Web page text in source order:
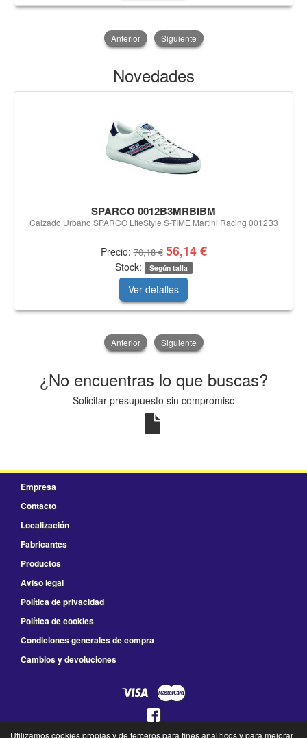
Anterior Siguiente
Novedades
SPARCO 0012B3MRBIBM
Calzado Urbano SPARCO LifeStyle S-TIME Martini Racing 0012B3
Precio:70,18 € 56,14 €
Stock: Según talla
Ver detalles
Anterior Siguiente
¿No encuentras lo que buscas?
Solicitar presupuesto sin compromiso
Empresa
Contacto
Localización
Fabricantes
Productos
Aviso legal
Política de privacidad
Política de cookies
Condiciones generales de compra
Cambios y devoluciones
Utilizamos cookies propias y de terceros para fines analíticos y para mejorar